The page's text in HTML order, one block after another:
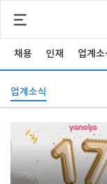
채용 인재 업계소
업계소식